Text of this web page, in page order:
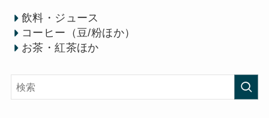
飲料・ジュース
コーヒー（豆/粉ほか）
お茶・紅茶ほか